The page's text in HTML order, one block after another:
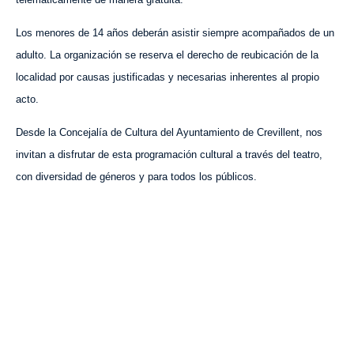
Los menores de 14 años deberán asistir siempre acompañados de un
adulto. La organización se reserva el derecho de reubicación de la
localidad por causas justificadas y necesarias inherentes al propio
acto.
Desde la Concejalía de Cultura del Ayuntamiento de Crevillent, nos
invitan a disfrutar de esta programación cultural a través del teatro,
con diversidad de géneros y para todos los públicos.